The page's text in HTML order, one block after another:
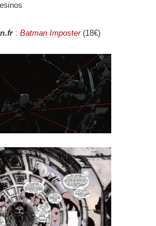
: Batman Imposter(18€)